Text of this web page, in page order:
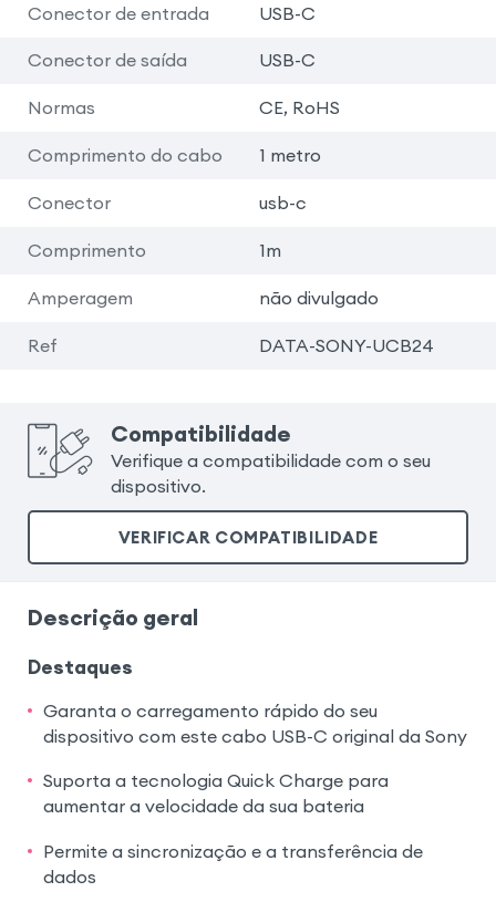
Conector de entrada USB-C
Conector de saída USB-C
Normas CE, RoHS
Comprimento do cabo 1 metro
Conector usb-c
Comprimento 1m
Amperagem não divulgado
Ref DATA-SONY-UCB24
Compatibilidade
Verifique a compatibilidade com o seu
dispositivo.
VERIFICAR COMPATIBILIDADE
Descrição geral
Destaques
Garanta o carregamento rápido do seu
dispositivo com este cabo USB-C original da Sony
Suporta a tecnologia Quick Charge para
aumentar a velocidade da sua bateria
Permite a sincronização e a transferência de
dados